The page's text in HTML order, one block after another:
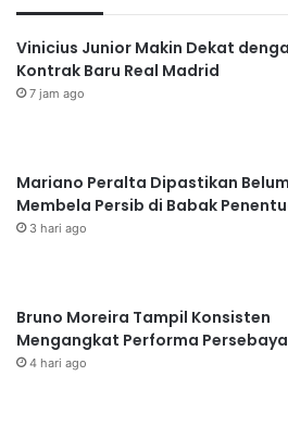
Vinicius Junior Makin Dekat
Kontrak Baru Real Madrid
7 jam ago
Mariano Peralta Dipastikan
Membela Persib di Babak
3 hari ago
Bruno Moreira Tampil Konsisten
Mengangkat Performa Persebaya
4 hari ago